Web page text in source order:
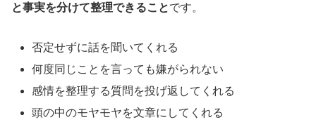
と事実を分けて整理できることです。
否定せずに話を聞いてくれる
何度同じことを言っても嫌がられない
感情を整理する質問を投げ返してくれる
頭の中のモヤモヤを文章にしてくれる